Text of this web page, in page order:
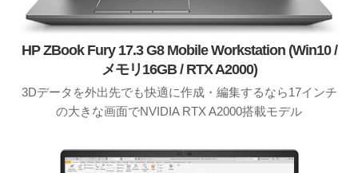
HP ZBook Fury 17.3 G8 Mobile Workstation (Win10 /
メモリ16GB / RTX A2000)
3Dデータを外出先でも快適に作成・編集するなら17インチ
の大きな画面でNVIDIA RTX A2000搭載モデル